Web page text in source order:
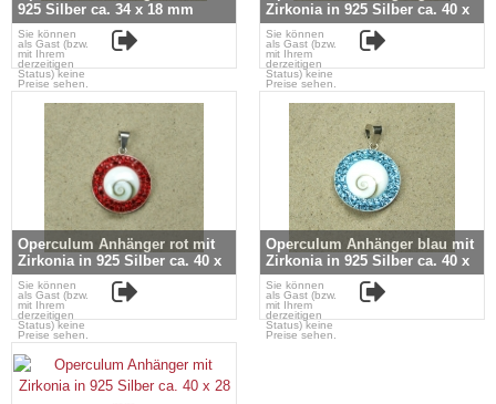
925 Silber ca. 34 x 18 mm
Sie können
als Gast (bzw.
mit Ihrem
derzeitigen
Status) keine
Preise sehen.
Zirkonia in 925 Silber ca. 40 x
28 mm
Sie können
als Gast (bzw.
mit Ihrem
derzeitigen
Status) keine
Preise sehen.
Operculum Anhänger rot mit
Zirkonia in 925 Silber ca. 40 x
28 mm
Sie können
als Gast (bzw.
mit Ihrem
derzeitigen
Status) keine
Preise sehen.
Operculum Anhänger blau mit
Zirkonia in 925 Silber ca. 40 x
28 mm
Sie können
als Gast (bzw.
mit Ihrem
derzeitigen
Status) keine
Preise sehen.